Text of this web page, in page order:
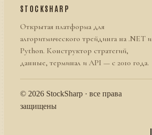
STOCKSHARP
Открытая платформа для
алгоритмического трейдинга на .NET и
Python. Конструктор стратегий,
данные, терминал и API — с 2010 года.
© 2026 StockSharp · все права
защищены